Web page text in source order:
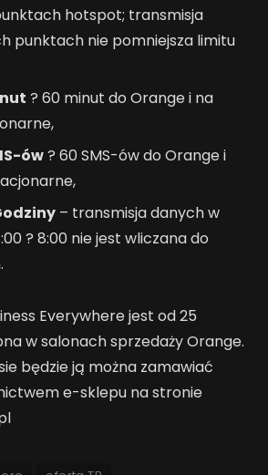
hotspot; transmisja
punktach nie pomniejsza limitu
? 60 minut do Orange i na
ów? 60 SMS-ów do Orange i
– transmisja danych w
? 8:00 nie jest wliczana do
Everywhere jest od 25
w salonach sprzedaży Orange.
będzie ją można zamawiać
e-sklepu na stronie